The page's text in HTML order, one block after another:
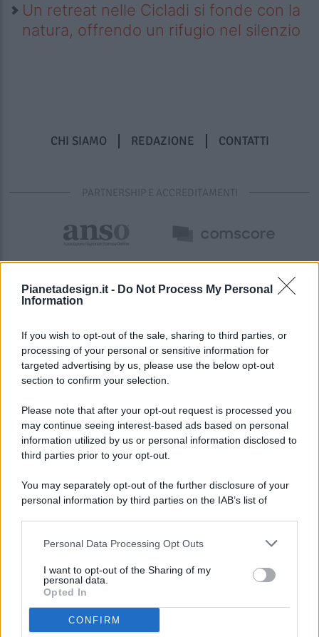
Pianetadesign.it - Do Not Process My Personal
Information
If you wish to opt-out of the sale, sharing to third parties, or
processing of your personal or sensitive information for
targeted advertising by us, please use the below opt-out
section to confirm your selection.
Please note that after your opt-out request is processed you
may continue seeing interest-based ads based on personal
information utilized by us or personal information disclosed to
third parties prior to your opt-out.
You may separately opt-out of the further disclosure of your
personal information by third parties on the IAB’s list of
This information may also be disclosed by us to third parties
disclose it to other third parties.
Personal Data Processing Opt Outs
I want to opt-out of the Sharing of my
personal data.
Opted In
CONFIRM
Un retreat nelle Cicladi si fonde con la
natura, offrendo un rifugio nel silenzio
CHI SIAMO REDAZIONE CONTATTI
PARTNERSHIP E ACCREDITAMENTI
© 2026 - Pianeta Design - P.IVA 04827280654 - Testata
Registrata Al Tribunale Di Nocera Inferiore N. 8/2020 - RG N.
ISCRIZIONE AL ROC N. 35792 – ISCRITTA ALL’ANSO
(ASSOCIAZIONE NAZIONALE STAMPA ONLINE)
PREFERENZE PRIVACY